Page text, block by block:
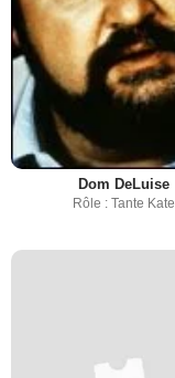
Dom DeLuise
Rôle : Tante Kate